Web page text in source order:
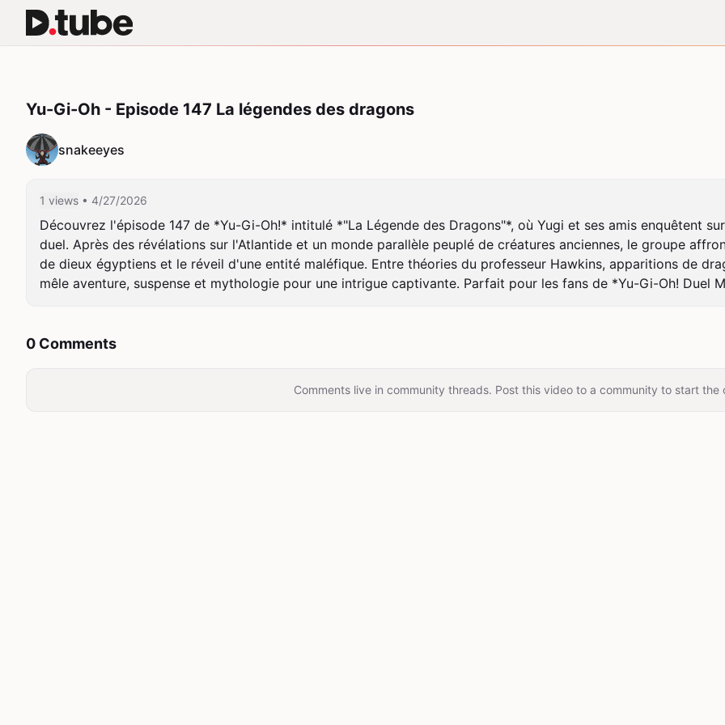
Yu-Gi-Oh - Episode 147 La légendes des dragons
snakeeyes
1 views • 4/27/2026
Découvrez l'épisode 147 de *Yu-Gi-Oh!* intitulé *"La Légende des Dragons"*, où Yugi et ses amis enquêtent
duel. Après des révélations sur l'Atlantide et un monde parallèle peuplé de créatures anciennes, le groupe
de dieux égyptiens et le réveil d'une entité maléfique. Entre théories du professeur Hawkins, apparitions de
mêle aventure, suspense et mythologie pour une intrigue captivante. Parfait pour les fans de *Yu-Gi-Oh! Duel
0 Comments
Comments live in community threads. Post this video to a community to start the